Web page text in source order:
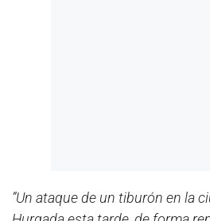
”Un ataque de un tiburón en la